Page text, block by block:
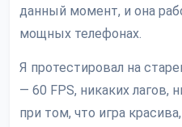
данный момент, и она
мощных телефонах.
Я протестировал на
— 60 FPS, никаких лагов,
при том, что игра